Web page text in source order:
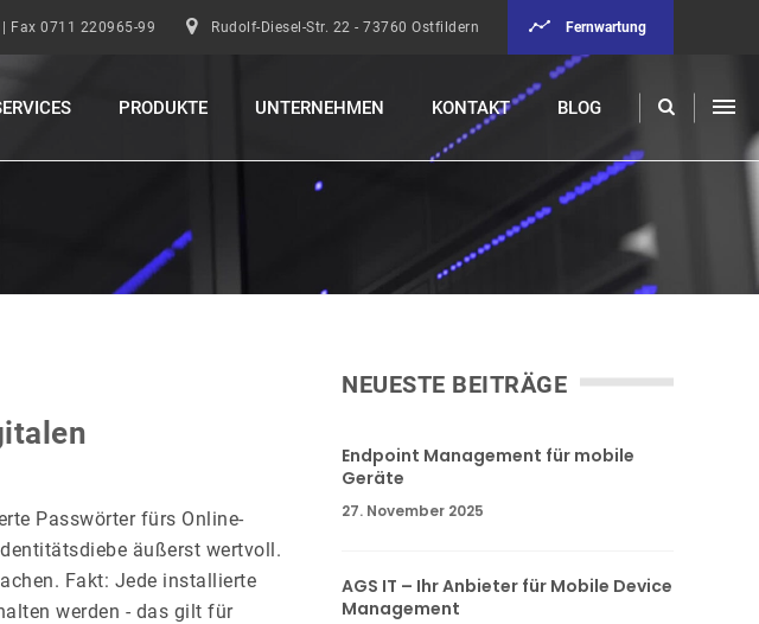
Fax 0711 220965-99 Rudolf-Diesel-Str. 22 - 73760 Ostfildern Fernwartung
PRODUKTE UNTERNEHMEN KONTAKT BLOG
Passwörter fürs Online-
äußerst wertvoll.
Fakt: Jede installierte
werden - das gilt für
NEUESTE BEITRÄGE
Endpoint Management für mobile
Geräte
27. November 2025
AGS IT – Ihr Anbieter für Mobile Device
Management